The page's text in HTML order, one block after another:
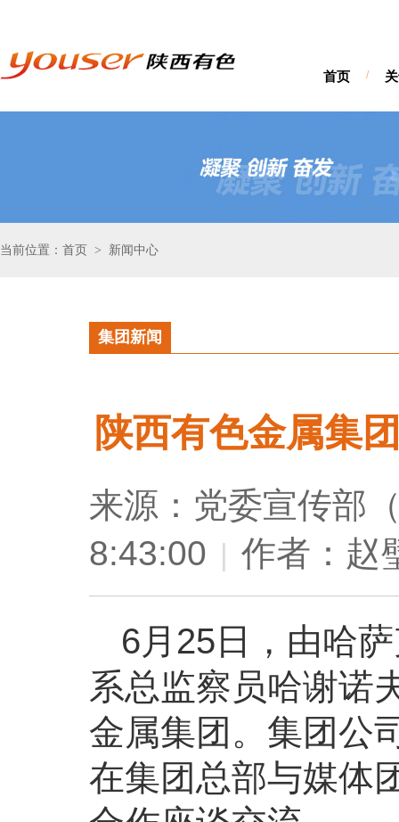
首页 /
当前位置：首页 > 新闻中心
集团新闻
陕西有色金属集
来源：党委宣传部
8:43:00 | 作者：赵
6月25日，由哈
系总监察员哈谢诺
金属集团。集团公
在集团总部与媒体